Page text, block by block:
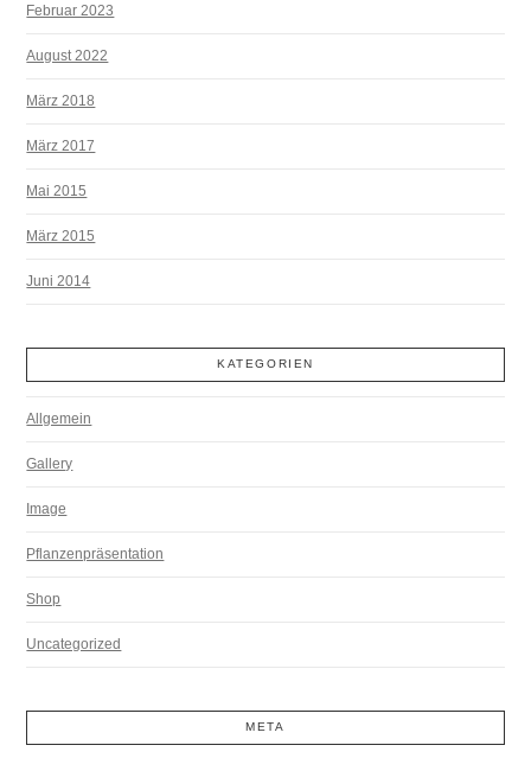
Februar 2023
August 2022
März 2018
März 2017
Mai 2015
März 2015
Juni 2014
KATEGORIEN
Allgemein
Gallery
Image
Pflanzenpräsentation
Shop
Uncategorized
META